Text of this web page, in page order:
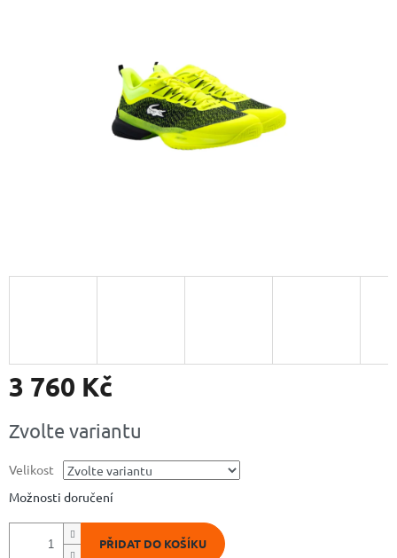
3 760 Kč
cena:
Zvolte variantu
Velikost
Možnosti doručení
PŘIDAT DO KOŠÍKU